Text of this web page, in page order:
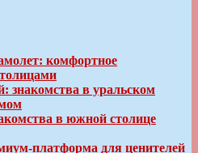
комфортное
знакомства в уральском
в южной столице
платформа для ценителей